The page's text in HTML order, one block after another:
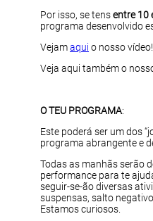
Por isso, se tensentre 10
programa desenvolvido
Vejamaqui o nosso vídeo!
Veja aqui também o
O TEU PROGRAMA:
Este poderá ser um dos
programa abrangente e
Todas as manhãs serão
performance para te
seguir-se-ão diversas
suspensas, salto
Estamos curiosos.